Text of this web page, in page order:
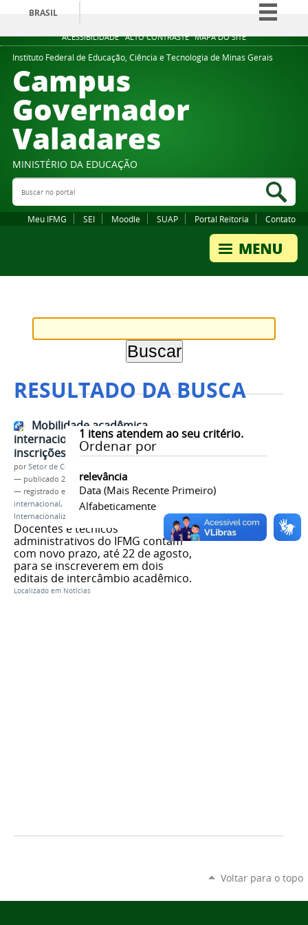
ACESSIBILIDADE ALTO CONTRASTE MAPA DO SITE
BRASIL
Simplifique!
Comunica BR
Instituto Federal de Educação, Ciência e Tecnologia de Minas Gerais
Campus
Governador
Valadares
MINISTÉRIO DA EDUCAÇÃO
Buscar no portal
Meu IFMG SEI Moodle SUAP Portal Reitoria Contato
RESULTADO DA BUSCA
1 itens atendem ao seu critério.
Ordenar por
relevância
Data (mais Recente Primeiro)
Alfabeticamente
Mobilidade acadêmica
internacional para servidores:
inscrições prorrogadas
porSetor de Comunicação
— publicado 28/07/2025
— registrado em:
Mobilidade acadêmica
internacional, ,Internacionaliza TAEs
Internacionaliza Educação
Docentes e técnicos
administrativos do IFMG contam
com novo prazo, até 22 de agosto,
para se inscreverem em dois
editais de intercâmbio acadêmico.
Localizado em Notícias
Voltar para o topo